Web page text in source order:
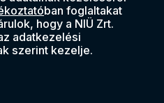
ban foglaltakat
hogy a NIÜ Zrt.
adatkezelési
szerint kezelje.